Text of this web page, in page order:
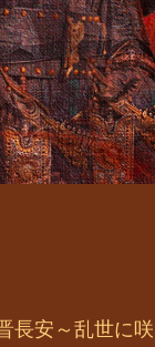
長安～乱世に